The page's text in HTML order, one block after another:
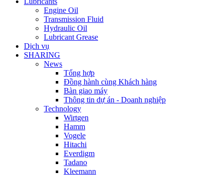
Engine Oil
Transmission Fluid
Hydraulic Oil
Lubricant Grease
Dịch vụ
SHARING
News
Tổng hợp
Đồng hành cùng Khách hàng
Bàn giao máy
Thông tin dự án - Doanh nghiệp
Technology
Wirtgen
Hamm
Vogele
Hitachi
Everdigm
Tadano
Kleemann